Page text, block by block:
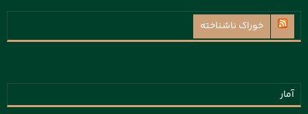
خوراک ناشناخته
آمار